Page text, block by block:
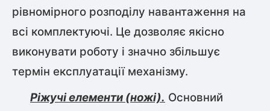
рівномірного розподілу навантаження на
всі комплектуючі. Це дозволяє якісно
виконувати роботу і значно збільшує
термін експлуатації механізму.
Ріжучі елементи (ножі). Основний